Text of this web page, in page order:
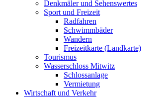
Denkmäler und Sehenswertes
Sport und Freizeit
Radfahren
Schwimmbäder
Wandern
Freizeitkarte (Landkarte)
Tourismus
Wasserschloss Mitwitz
Schlossanlage
Vermietung
Wirtschaft und Verkehr